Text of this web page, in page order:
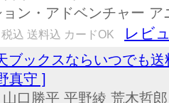
ン・アドベンチャー ア
税込 送料込 カードOK レビ
ブックスならいつでも
真守 ]
口勝平 平野綾 荒木哲